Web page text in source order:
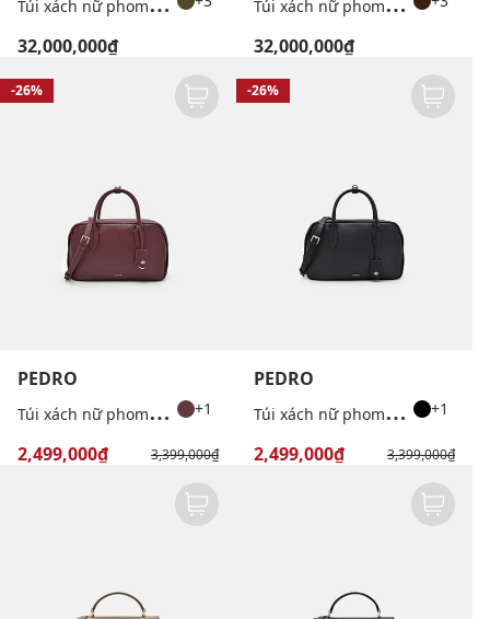
32,000,000₫ 32,000,000₫
-26%
PEDRO
T
úi xách nữ phom chữ nhật Leather +1
2,499,000₫ 3,399,000₫
-26%
PEDRO
T
úi xách nữ phom chữ nhật Leather +1
2,499,000₫ 3,399,000₫